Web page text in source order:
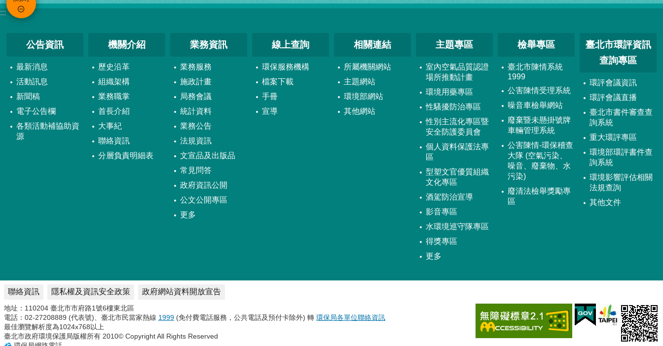
:::
公告資訊
最新消息
活動訊息
新聞稿
電子公告欄
各類活動補協助資
源
機關介紹
歷史沿革
組織架構
業務職掌
首長介紹
大事紀
聯絡資訊
分層負責明細表
業務資訊
業務服務
施政計畫
局務會議
統計資料
業務公告
法規資訊
文宣品及出版品
常見問答
政府資訊公開
公文公開專區
更多
線上查詢
環保服務機構
檔案下載
手冊
宣導
相關連結
所屬機關網站
主題網站
環境部網站
其他網站
主題專區
室內空氣品質認證
場所推動計畫
環境用藥專區
性騷擾防治專區
性別主流化專區暨
安全防護委員會
個人資料保護法專
區
型塑文官優質組織
文化專區
酒駕防治宣導
影音專區
水環境巡守隊專區
得獎專區
更多
檢舉專區
臺北市陳情系統
1999
公害陳情受理系統
噪音車檢舉網站
廢棄暨未懸掛號牌
車輛管理系統
公害陳情-環保稽查
大隊 (空氣污染、
噪音、廢棄物、水
污染)
廢清法檢舉獎勵專
區
臺北市環評資訊
查詢專區
環評會議資訊
環評會議直播
臺北市書件審查查
詢系統
重大環評專區
環境部環評書件查
詢系統
環境影響評估相關
法規查詢
其他文件
聯絡資訊 隱私權及資訊安全政策 政府網站資料開放宣告
地址：110204 臺北市市府路1號6樓東北區
電話：02-27208889 (代表號)、臺北市民當家熱線 1999 (免付費電話服務，公共電話及預付卡除外) 轉 環保局各單位聯絡資訊
最佳瀏覽解析度為1024x768以上
臺北市政府環境保護局版權所有 2010© Copyright All Rights Reserved